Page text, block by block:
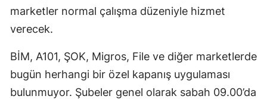
marketler normal çalışma düzeniyle hizmet
verecek.
BİM, A101, ŞOK, Migros, File ve diğer marketlerde
bugün herhangi bir özel kapanış uygulaması
bulunmuyor. Şubeler genel olarak sabah 09.00’da